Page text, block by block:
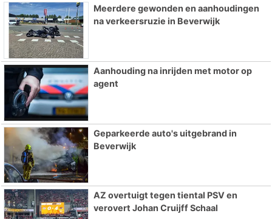
Meerdere gewonden en aanhoudingen
na verkeersruzie in Beverwijk
Aanhouding na inrijden met motor op
agent
Geparkeerde auto's uitgebrand in
Beverwijk
AZ overtuigt tegen tiental PSV en
verovert Johan Cruijff Schaal